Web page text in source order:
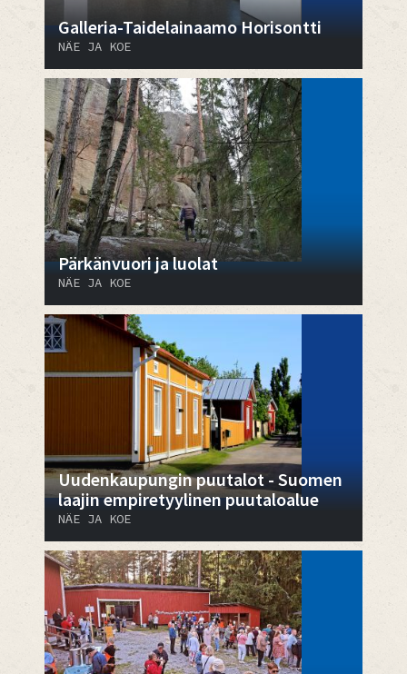
Galleria-Taidelainaamo Horisontti
NÄE JA KOE
Pärkänvuori ja luolat
NÄE JA KOE
Uudenkaupungin puutalot - Suomen
laajin empiretyylinen puutaloalue
NÄE JA KOE